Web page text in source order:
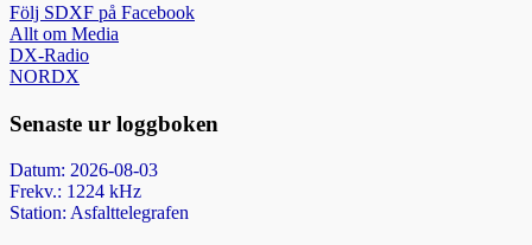
Följ SDXF på Facebook
Allt om Media
DX-Radio
NORDX
Senaste ur loggboken
Datum: 2026-08-03
Frekv.: 1224 kHz
Station: Asfalttelegrafen